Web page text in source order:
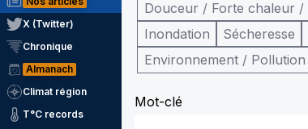
X (Twitter)
Chronique
Almanach
Climat région
T°C records
Douceur / Forte chaleur /
Inondation
Sécheresse
Environnement / Pollution
Mot-clé